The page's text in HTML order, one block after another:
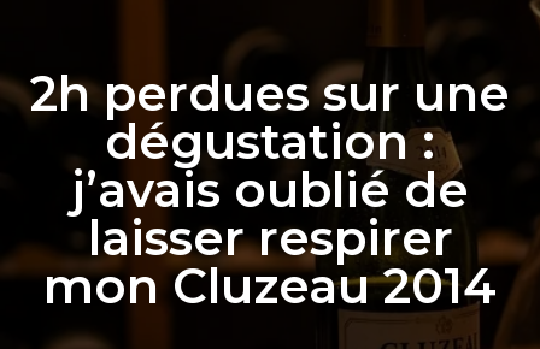
2h perdues sur une
dégustation :
j’avais oublié de
laisser respirer
mon Cluzeau 2014